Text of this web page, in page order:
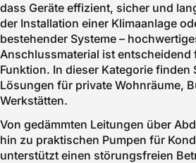
dass Geräte effizient, sicher und
der Installation einer Klimaanlage
bestehender Systeme –
Anschlussmaterial ist entscheidend
Funktion. In dieser Kategorie finden
Lösungen für private Wohnräume,
Werkstätten.
Von gedämmten Leitungen über
hin zu praktischen Pumpen für
unterstützt einen störungsfreien